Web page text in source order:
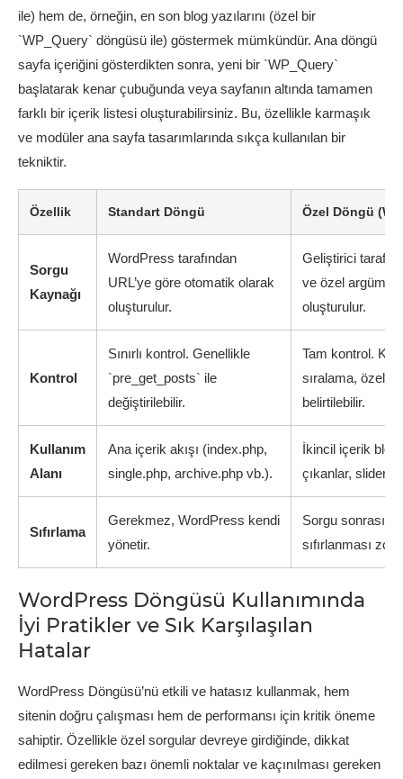
ile) hem de, örneğin, en son blog yazılarını (özel bir
`WP_Query` döngüsü ile) göstermek mümkündür. Ana döngü
sayfa içeriğini gösterdikten sonra, yeni bir `WP_Query`
başlatarak kenar çubuğunda veya sayfanın altında tamamen
farklı bir içerik listesi oluşturabilirsiniz. Bu, özellikle karmaşık
ve modüler ana sayfa tasarımlarında sıkça kullanılan bir
tekniktir.
Özellik Standart Döngü Özel Döngü
Sorgu
Kaynağı
WordPress tarafından
URL’ye göre otomatik olarak
oluşturulur.
Geliştirici
ve özel
oluşturulur.
Kontrol
Sınırlı kontrol. Genellikle
`pre_get_posts` ile
değiştirilebilir.
Tam kontrol.
sıralama, özel
belirtilebilir.
Kullanım
Alanı
Ana içerik akışı (index.php,
single.php, archive.php vb.).
İkincil içerik
çıkanlar,
Sıfırlama
Gerekmez, WordPress kendi
yönetir.
Sorgu sonrası
sıfırlanması
WordPress Döngüsü Kullanımında
İyi Pratikler ve Sık Karşılaşılan
Hatalar
WordPress Döngüsü’nü etkili ve hatasız kullanmak, hem
sitenin doğru çalışması hem de performansı için kritik öneme
sahiptir. Özellikle özel sorgular devreye girdiğinde, dikkat
edilmesi gereken bazı önemli noktalar ve kaçınılması gereken